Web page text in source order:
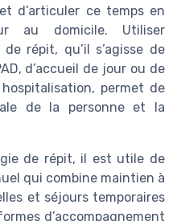
d’articuler ce temps en
au domicile. Utiliser
répit, qu’il s’agisse de
d’accueil de jour ou de
permet de
de la personne et la
de répit, il est utile de
qui combine maintien à
et séjours temporaires
d’accompagnement